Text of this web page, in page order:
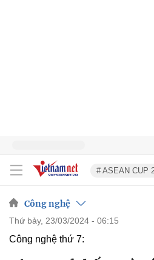
# ASEAN CUP
Công nghệ
thứ bảy, 23/03/2024 - 06:15
Công nghệ thứ 7: